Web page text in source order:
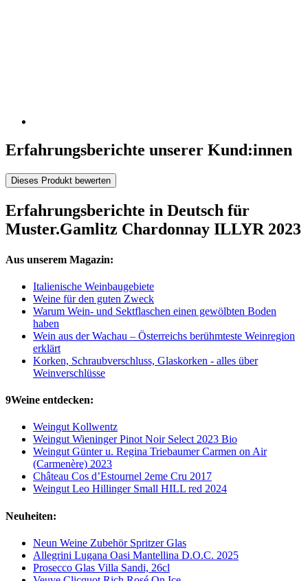
Erfahrungsberichte unserer Kund:innen
Dieses Produkt bewerten
Erfahrungsberichte in Deutsch für
Muster.Gamlitz Chardonnay ILLYR 2023
Aus unserem Magazin:
Italienische Weinbaugebiete
Weine für den guten Zweck
Warum Wein- und Sektflaschen einen gewölbten Boden
haben
Wein aus der Wachau – Österreichs berühmteste Weinregion
erklärt
Korken, Schraubverschluss, Glaskorken - alles über
Weinverschlüsse
9Weine entdecken:
Weingut Kollwentz
Weingut Wieninger Pinot Noir Select 2023 Bio
Weingut Günter u. Regina Triebaumer Carmen on Air
(Carmenère) 2023
Château Cos d’Estournel 2eme Cru 2017
Weingut Leo Hillinger Small HILL red 2024
Neuheiten:
Neun Weine Zubehör Spritzer Glas
Allegrini Lugana Oasi Mantellina D.O.C. 2025
Prosecco Glas Villa Sandi, 26cl